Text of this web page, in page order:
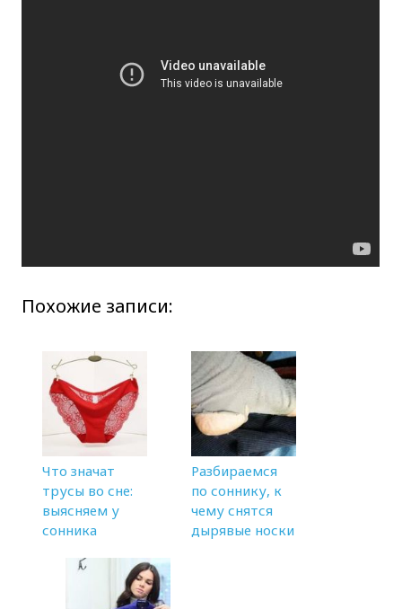
Похожие записи:
Что значат
трусы во сне:
выясняем у
сонника
Разбираемся
по соннику, к
чему снятся
дырявые носки